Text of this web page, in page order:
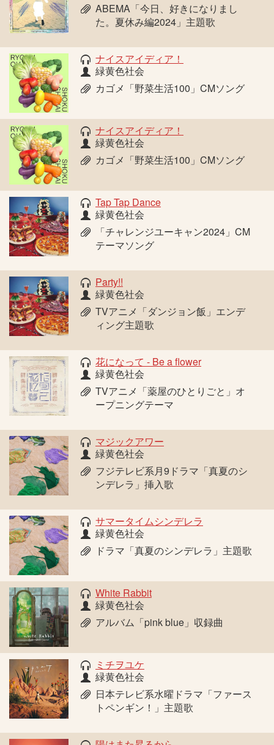
ABEMA「今日、好きになりまし
た。夏休み編2024」主題歌
ナイスアイディア！
緑黄色社会
カゴメ「野菜生活100」CMソング
ナイスアイディア！
緑黄色社会
カゴメ「野菜生活100」CMソング
Tap Tap Dance
緑黄色社会
「チャレンジユーキャン2024」CM
テーマソング
Party!!
緑黄色社会
TVアニメ「ダンジョン飯」エンデ
ィング主題歌
花になって - Be a flower
緑黄色社会
TVアニメ「薬屋のひとりごと」オ
ープニングテーマ
マジックアワー
緑黄色社会
フジテレビ系月9ドラマ「真夏のシ
ンデレラ」挿入歌
サマータイムシンデレラ
緑黄色社会
ドラマ「真夏のシンデレラ」主題歌
White Rabbit
緑黄色社会
アルバム「pink blue」収録曲
ミチヲユケ
緑黄色社会
日本テレビ系水曜ドラマ「ファース
トペンギン！」主題歌